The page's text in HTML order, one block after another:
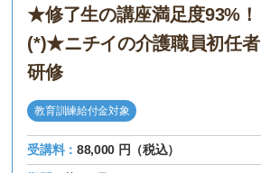
★修了生の講座満足度93%！
(*)★ニチイの介護職員初任者
研修
教育訓練給付金対象
受講料：88,000 円（税込）